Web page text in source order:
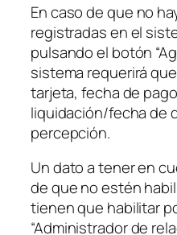
En caso de que no
registradas en el
pulsando el botón
sistema requerirá
tarjeta, fecha de
liquidación/fecha de
percepción.
Un dato a tener en
de que no estén
tienen que habilitar
“Administrador de